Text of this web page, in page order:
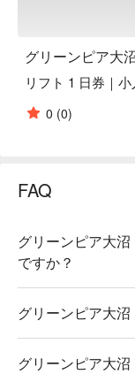
グリーンピア大
リフト 1 日券｜小
0 (0)
FAQ
グリーンピア大
ですか？
グリーンピア大
グリーンピア大